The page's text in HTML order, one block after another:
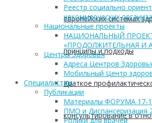
европейских системах
принципы и подходы
Краткое
консультирование в
Реестр социально
некоммерческих
Национальные проекты
НАЦИОНАЛЬНЫЙ
«ПРОДОЛЖИТЕЛЬНАЯ И
Центры Здоровья
Адреса Центров
Мобильный Центр
Cпециалистам
Публикации
Материалы ФОРУМА 17-
ПМО и Диспансеризация
Ролики для врачей